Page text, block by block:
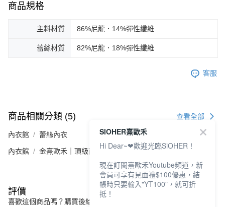
商品規格
主料材質 86%尼龍．14%彈性纖維
蕾絲材質 82%尼龍．18%彈性纖維
客服
商品相關分類 (5) 查看全部
內衣館 蕾絲內衣
內衣館 金熹歐禾｜頂級面料
評價
喜歡這個商品嗎？購買後給他一個好評吧
SIOHER熹歐禾
Hi Dear~❤歡迎光臨SiOHER！
現在訂閱熹歐禾Youtube頻道，新
會員可享有見面禮$100優惠，結
帳時只要輸入"YT100"，就可折
抵！